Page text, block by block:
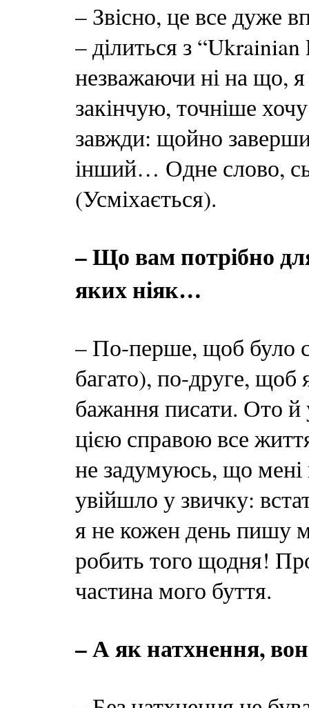
– Звісно, це все дуже
– ділиться з
незважаючи ні на що,
закінчую, точніше
завжди: щойно
інший… Одне слово,
(Усміхається).
– Що вам потрібно
яких ніяк…
– По-перше, щоб було
багато), по-друге, щоб
бажання писати. Ото
цією справою все
не задумуюсь, що мені
увійшло у звичку:
я не кожен день пишу
робить того щодня!
частина мого буття.
– А як натхнення,